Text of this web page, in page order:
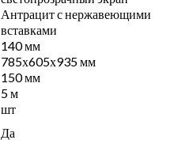
Антрацит с нержавеющими
вставками
140 мм
785х605х935 мм
150 мм
5 м
шт
Да